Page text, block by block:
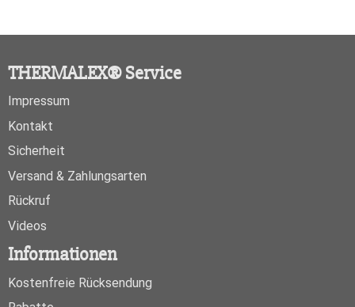
THERMALEX® Service
Impressum
Kontakt
Sicherheit
Versand & Zahlungsarten
Rückruf
Videos
Informationen
Kostenfreie Rücksendung